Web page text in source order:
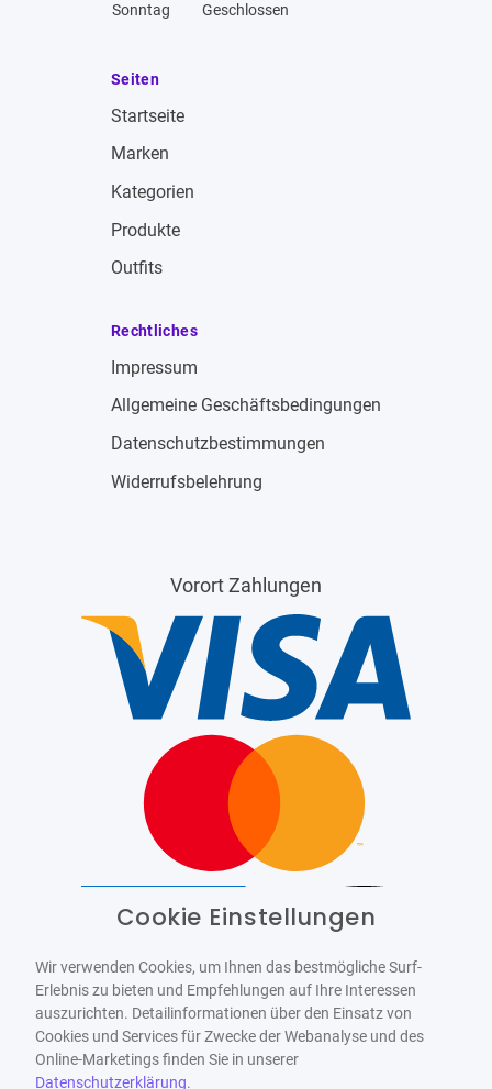
Sonntag
Geschlossen
Seiten
Startseite
Marken
Kategorien
Produkte
Outfits
Rechtliches
Impressum
Allgemeine Geschäftsbedingungen
Datenschutzbestimmungen
Widerrufsbelehrung
Vorort Zahlungen
WCAG-2.1-AA
Cookie Einstellungen
Wir verwenden Cookies, um Ihnen das bestmögliche Surf-
Erlebnis zu bieten und Empfehlungen auf Ihre Interessen
auszurichten. Detailinformationen über den Einsatz von
Cookies und Services für Zwecke der Webanalyse und des
Online-Marketings finden Sie in unserer
Datenschutzerklärung.